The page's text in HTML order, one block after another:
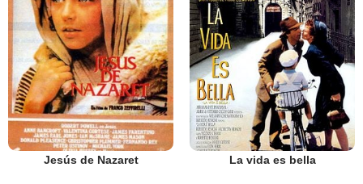
Jesús de Nazaret La vida es bella